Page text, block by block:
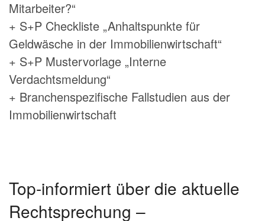
Mitarbeiter?“
+ S+P Checkliste „Anhaltspunkte für
Geldwäsche in der Immobilienwirtschaft“
+ S+P Mustervorlage „Interne
Verdachtsmeldung“
+ Branchenspezifische Fallstudien aus der
Immobilienwirtschaft
Top-informiert über die aktuelle
Rechtsprechung –